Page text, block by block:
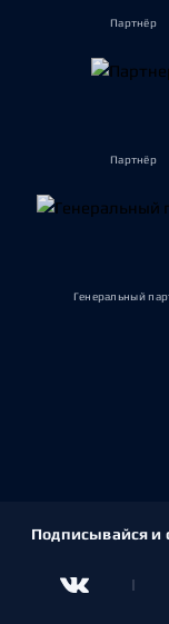
Партнёр
Партнёр
Генеральный
Подписывайся и